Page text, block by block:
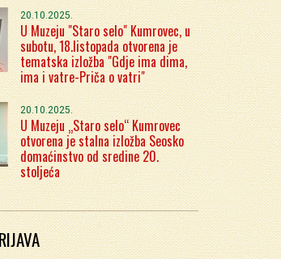
20.10.2025.
U Muzeju "Staro selo" Kumrovec, u
subotu, 18.listopada otvorena je
tematska izložba "Gdje ima dima,
ima i vatre-Priča o vatri"
20.10.2025.
U Muzeju „Staro selo“ Kumrovec
otvorena je stalna izložba Seosko
domaćinstvo od sredine 20.
stoljeća